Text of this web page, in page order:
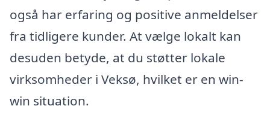
også har erfaring og positive anmeldelser
fra tidligere kunder. At vælge lokalt kan
desuden betyde, at du støtter lokale
virksomheder i Veksø, hvilket er en win-
win situation.